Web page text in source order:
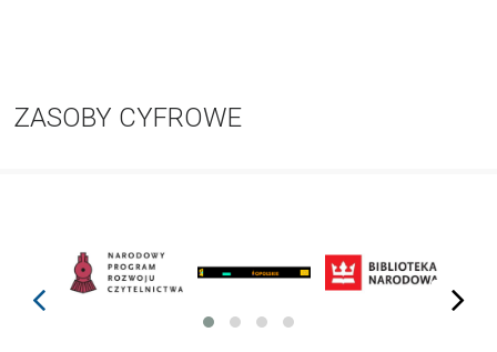
ZASOBY CYFROWE
prev next